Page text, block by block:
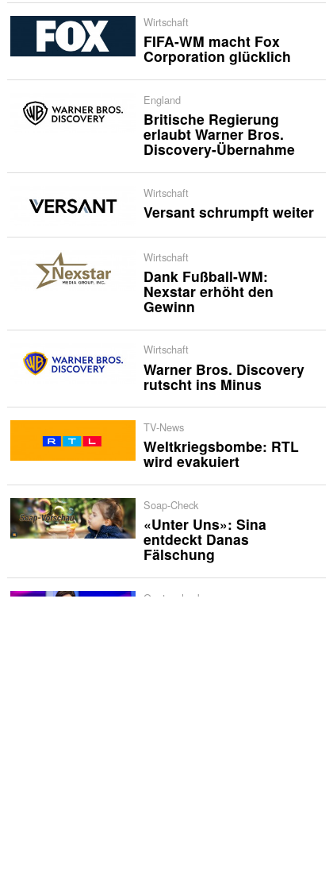
Wirtschaft
FIFA-WM macht Fox
Corporation glücklich
England
Britische Regierung
erlaubt Warner Bros.
Discovery-Übernahme
Wirtschaft
Versant schrumpft weiter
Wirtschaft
Dank Fußball-WM:
Nexstar erhöht den
Gewinn
Wirtschaft
Warner Bros. Discovery
rutscht ins Minus
TV-News
Weltkriegsbombe: RTL
wird evakuiert
Soap-Check
«Unter Uns»: Sina
entdeckt Danas
Fälschung
Quotencheck